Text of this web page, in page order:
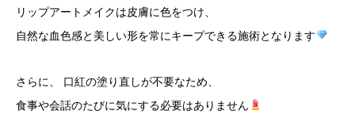
リップアートメイクは皮膚に色をつけ、
自然な血色感と美しい形を常にキープできる施術となります
さらに、 口紅の塗り直しが不要なため、
食事や会話のたびに気にする必要はありません